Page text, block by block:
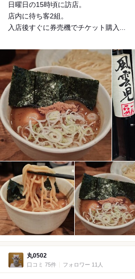
日曜日の15時頃に訪店。
店内に待ち客2組。
入店後すぐに券売機でチケット購入...
丸0502
口コミ 75件 フォロワー 11人